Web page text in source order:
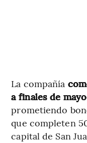
La compañía
a finales de
prometiendo
que completen
capital de San